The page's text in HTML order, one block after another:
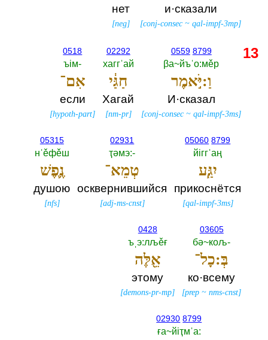
и·сказали
[conj-consec ~qal-impf-3mp]
нет
[neg]
0559 8799
βа~йъˈо:мěр
וַ:יֹּ֣אמֶר
И·сказал
[conj-consec ~qal-impf-3ms]
02292
хаггˈай
חַגַּ֔י
Хагай
[nm-pr]
0518
ъiм-‎
אִם־
если
[hypoth-part]
05060 8799
йiггˈаң
יִגַּ֧ע
прикоснётся
[qal-impf-3ms]
02931
ҭәмэ:-‎
טְמֵא־
осквернившийся
[adj-ms-cnst]
05315
нˈěфěш
נֶ֛פֶשׁ
душою
[nfs]
03605
бә~кољ-‎
בְּ:כָל־
ко·всему
[prep ~nms-cnst]
0428
ъˌэ:лљěғ
אֵ֖לֶּה
этому
[demons-pr-mp]
02930 8799
ға~йiҭмˈа:‎
13